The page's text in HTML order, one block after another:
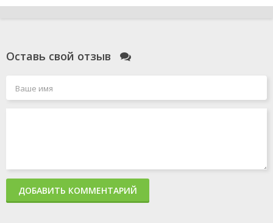
Оставь свой отзыв
ДОБАВИТЬ КОММЕНТАРИЙ